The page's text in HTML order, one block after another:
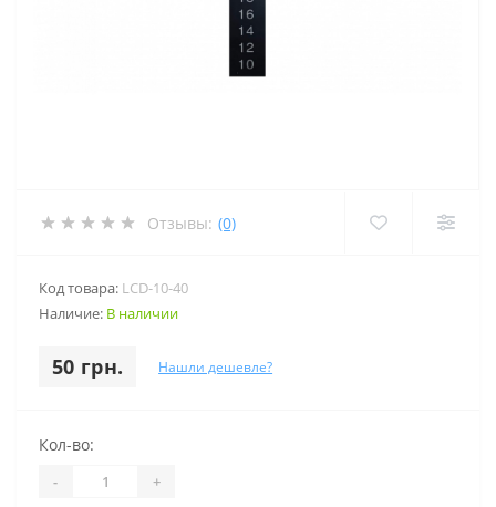
Отзывы: (0)
Код товара: LCD-10-40
Наличие: В наличии
50 грн. Нашли дешевле?
Кол-во:
- +